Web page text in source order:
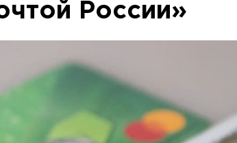
России»